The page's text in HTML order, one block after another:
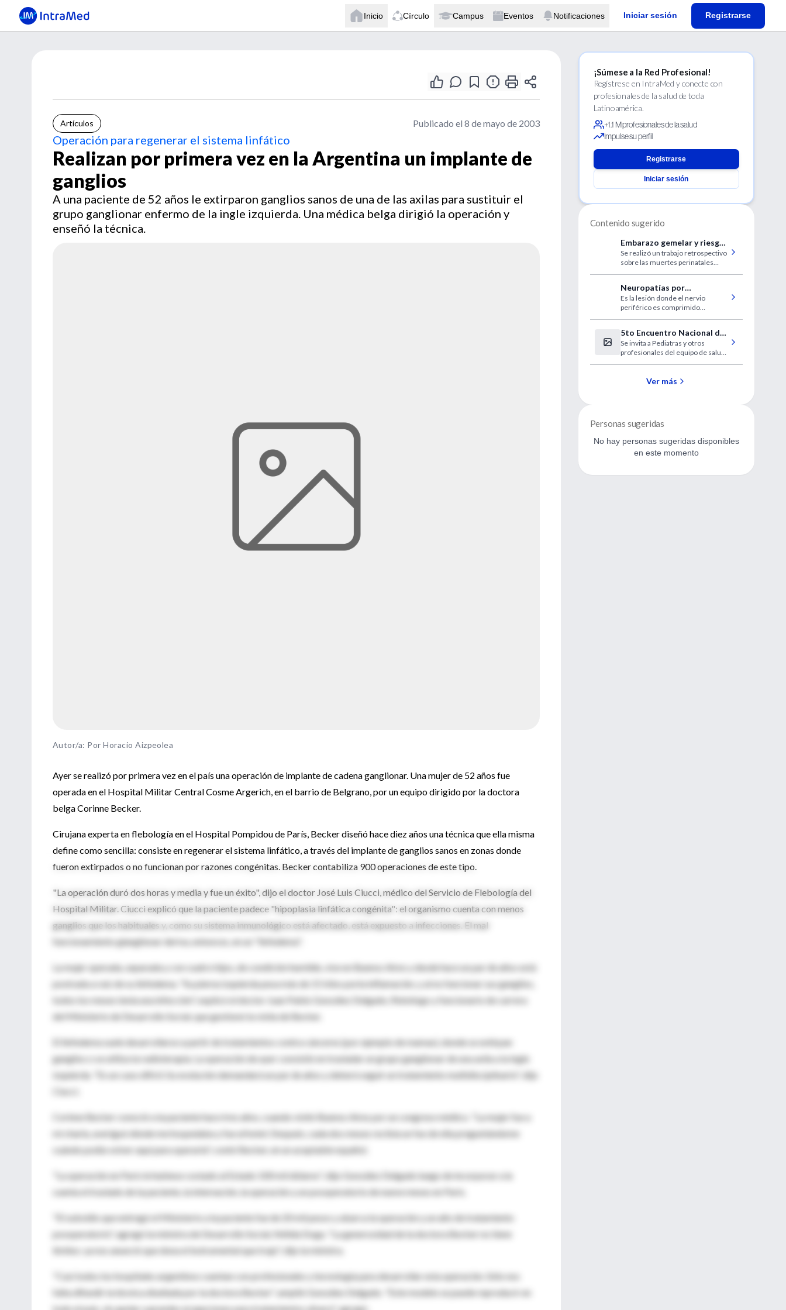
Inicio Círculo Campus Eventos Notificaciones Iniciar sesión Registrarse
Artículos Publicado el 8 de mayo de 2003
Operación para regenerar el sistema linfático
Realizan por primera vez en la Argentina un implante de
ganglios
A una paciente de 52 años le extirparon ganglios sanos de una de las axilas para sustituir el
grupo ganglionar enfermo de la ingle izquierda. Una médica belga dirigió la operación y
enseñó la técnica.
Autor/a: Por Horacio Aizpeolea
Ayer se realizó por primera vez en el país una operación de implante de cadena ganglionar. Una mujer de 52 años fue
operada en el Hospital Militar Central Cosme Argerich, en el barrio de Belgrano, por un equipo dirigido por la doctora
belga Corinne Becker.
Cirujana experta en flebología en el Hospital Pompidou de París, Becker diseñó hace diez años una técnica que ella misma
define como sencilla: consiste en regenerar el sistema linfático, a través del implante de ganglios sanos en zonas donde
fueron extirpados o no funcionan por razones congénitas. Becker contabiliza 900 operaciones de este tipo.
"La operación duró dos horas y media y fue un éxito", dijo el doctor José Luis Ciucci, médico del Servicio de Flebología del
Hospital Militar. Ciucci explicó que la paciente padece "hipoplasia linfática congénita": el organismo cuenta con menos
ganglios que los habituales y, como su sistema inmunológico está afectado, está expuesto a infecciones. El mal
funcionamiento glanglionar deriva, entonces, en un "linfedema".
La mujer operada, separada y con cuatro hijos, de condición humilde, vive en Buenos Aires y desde hace un par de años está
postrada a raíz de su linfedema. "Su pierna izquierda pesa más de 15 kilos porla inflamación, y al no funcionar sus ganglios,
todos los meses tenía una infección", explicó el doctor Juan Pablo González Delgado, flebólogo y funcionario de carrera
del Ministerio de Desarrollo Social, que gestionó la visita de Becker.
El linfedema suele desarrollarse a partir de tratamientos contra cánceres (por ejemplo de mamas), donde se extirpan
ganglios o se utiliza la radioterapia. La operación de ayer consistió en trasladar un grupo ganglionar de una axila a la ingle
izquierda. "Es un caso difícil. Su evolución demandará un par de años y deberá seguir un tratamiento multidisciplinario", dijo
Ciucci.
Corinne Becker conoció a la paciente hace tres años, cuando visitó Buenos Aires por un congreso médico. "La mujer fue a
mi charla, averiguó dónde me hospedaba y fue al hotel. Después, cada dos meses recibía un fax de ella preguntándome
cuándo podía volver aquí para operarla", contó Becker, en un aceptable español.
"La operación en París le hubiese costado al Estado 100 mil dólares", dijo González Delgado luego de incorporar a la
cuenta el traslado de la paciente, la internación, la operación y un posoperatorio de nueve meses en París.
"El subsidio que entregó el Ministerio a la paciente fue de 20 mil pesos y abarca la operación y un año de tratamiento
posoperatorio", agregó la ministra de Desarrollo Social, Nélida Doga. "La generosidad de la doctora Becker no tiene
límites: ya nos anunció que dona el instrumental que trajo", dijo la ministra.
"Casi todos los hospitales argentinos cuentan con profesionales y tecnología para desarrollar esta operación. Sólo nos
falta difundir la técnica diseñada por la doctora Becker", amplió González Delgado. "Este modelo se puede reproducir en
¡Súmese a la Red Profesional!
Regístrese en IntraMed y conecte con
profesionales de la salud de toda
Latinoamérica.
+1.1 M profesionales de la salud
Impulse su perfil
Registrarse
Iniciar sesión
Contenido sugerido
Embarazo gemelar y riesgos
relacionados con la vía del
parto
Se realizó un trabajo retrospectivo
sobre las muertes perinatales
Neuropatías por
atrapamiento
Es la lesión donde el nervio
periférico es comprimido
largos y a través de las estructuras
de tejido fibroso.
5to Encuentro Nacional de
Investigación Pediátrica
Se invita a Pediatras y otros
profesionales del equipo de salud
asesoramiento para su
Ver más
Personas sugeridas
No hay personas sugeridas disponibles
en este momento